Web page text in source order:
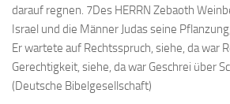
darauf regnen. 7Des HERRN Zebaoth
Israel und die Männer Judas seine
Er wartete auf Rechtsspruch, siehe, da war
Gerechtigkeit, siehe, da war Geschrei über
(Deutsche Bibelgesellschaft)